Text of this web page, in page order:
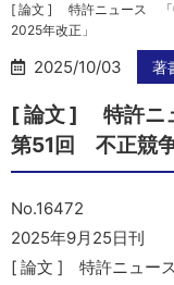
[ 論文 ] 特許ニュース 「
2025年改正」
2025/10/03 著
[ 論文 ] 特許ニ
第51回 不正競
No.16472
2025年9月25日刊
[ 論文 ] 特許ニュース